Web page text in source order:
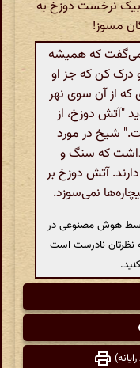
نرخست دوزخ به
مسوز!
که همیشه
و درک کن که جز او
از آن سوی نهر
"آتش دوزخ، از
شیخ در مورد
که سنگ و
آتش دوزخ بر
نمی‌سوزد.
هوش مصنوعی در
نظرتان نادرست است